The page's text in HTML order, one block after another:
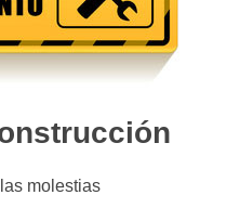
molestias